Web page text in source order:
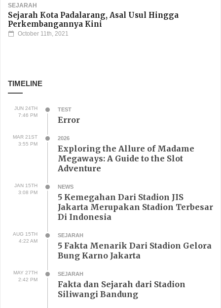
SEJARAH
Sejarah Kota Padalarang, Asal Usul Hingga
Perkembangannya Kini
October 11th, 2021
TIMELINE
JUN 24TH
7:46 PM
TEST
Error
MAR 21ST
3:55 PM
2026
Exploring the Allure of Madame
Megaways: A Guide to the Slot
Adventure
JAN 15TH
3:08 PM
NEWS
5 Kemegahan Dari Stadion JIS
Jakarta Merupakan Stadion Terbesar
Di Indonesia
AUG 15TH
4:22 AM
SEJARAH
5 Fakta Menarik Dari Stadion Gelora
Bung Karno Jakarta
MAY 27TH
2:42 PM
SEJARAH
Fakta dan Sejarah dari Stadion
Siliwangi Bandung